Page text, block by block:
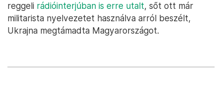
reggeli rádióinterjúban is erre utalt, sőt ott már
militarista nyelvezetet használva arról beszélt,
Ukrajna megtámadta Magyarországot.